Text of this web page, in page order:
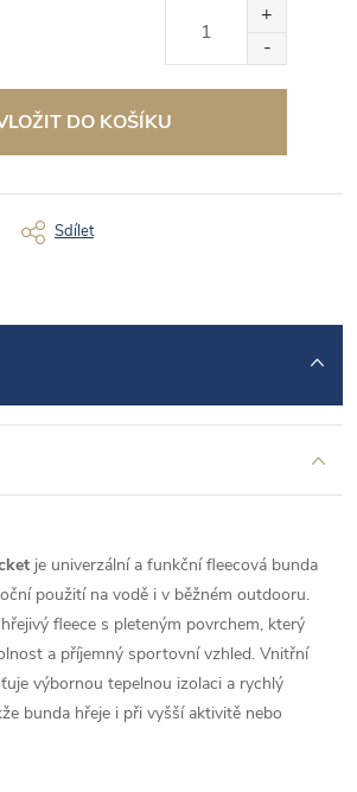
DO KOŠÍKU
Sdílet
je univerzální a funkční fleecová bunda
použití na vodě i v běžném outdooru.
fleece s pleteným povrchem, který
a příjemný sportovní vzhled. Vnitřní
výbornou tepelnou izolaci a rychlý
bunda hřeje i při vyšší aktivitě nebo